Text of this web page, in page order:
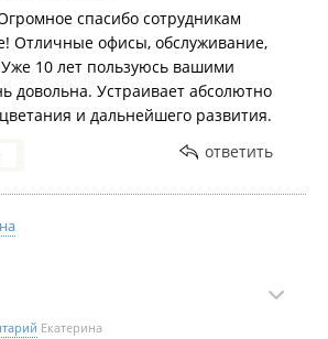
спасибо сотрудникам
Отличные офисы, обслуживание,
10 лет пользуюсь вашими
довольна. Устраивает абсолютно
и дальнейшего развития.
ответить
Екатерина